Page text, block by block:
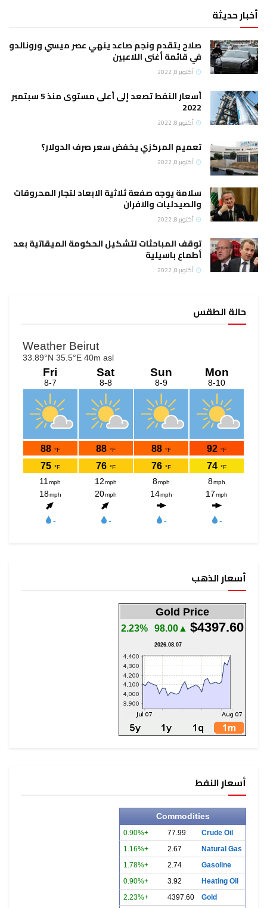
أخبار حديثة
صلاح يتقدم ونجم صاعد ينهي عصر ميسي ورونالدو
في قائمة أغنى اللاعبين
أكتوبر 8, 2022
أسعار النفط تصعد إلى أعلى مستوى منذ 5 سبتمبر
2022
أكتوبر 8, 2022
تعميم المركزي يخفض سعر صرف الدولار؟
أكتوبر 8, 2022
سلامة يوجه صفعة ثلاثية الابعاد لتجار المحروقات
والصيدليات والافران
أكتوبر 8, 2022
توقف المباحثات لتشكيل الحكومة الميقاتية بعد
أطماع باسيلية
أكتوبر 8, 2022
حالة الطقس
أسعار الذهب
Gold Price
$4397.60
▲98.00
2.23%
2026.08.07
أسعار النفط
Commodities
Crude Oil
77.99
+0.90%
Natural Gas
2.67
+1.16%
Gasoline
2.74
+1.78%
Heating Oil
3.92
+0.90%
Gold
4397.60
+2.23%